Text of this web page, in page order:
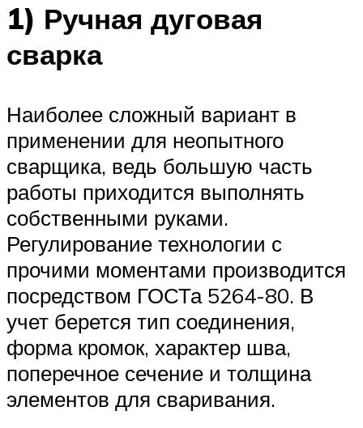
1) Ручная дуговая
сварка
Наиболее сложный вариант в
применении для неопытного
сварщика, ведь большую часть
работы приходится выполнять
собственными руками.
Регулирование технологии с
прочими моментами производится
посредством ГОСТа 5264-80. В
учет берется тип соединения,
форма кромок, характер шва,
поперечное сечение и толщина
элементов для сваривания.